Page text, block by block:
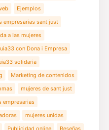
Ejemplos
empresarias sant just
a las mujeres
con Dona i Empresa
solidaria
Marketing de contenidos
mujeres de sant just
empresarias
mujeres unidas
Publicidad online Reseñas